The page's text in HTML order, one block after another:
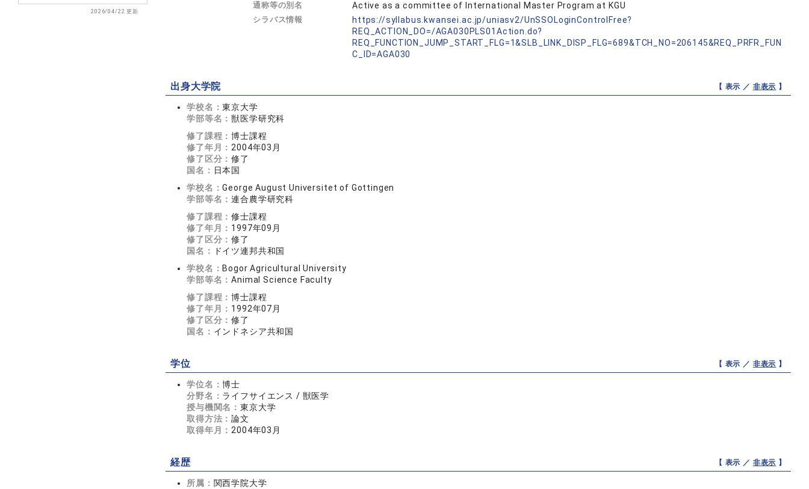
2026/04/22 更新
通称等の別名 Active as a committee of International Master Program at KGU
シラバス情報
https://syllabus.kwansei.ac.jp/uniasv2/UnSSOLoginControlFree?
REQ_ACTION_DO=/AGA030PLS01Action.do?
REQ_FUNCTION_JUMP_START_FLG=1&SLB_LINK_DISP_FLG=689&TCH_NO=206145&REQ_PRFR_FUN
C_ID=AGA030
出身大学院 【 表示 ／ 非表示 】
学校名：東京大学
学部等名：獣医学研究科
修了課程：博士課程
修了年月： 2004年03月
修了区分：修了
国名： 日本国
学校名：George August Universitet of Gottingen
学部等名：連合農学研究科
修了課程：修士課程
修了年月： 1997年09月
修了区分：修了
国名：
ドイツ連邦共和国
学校名： Bogor Agricultural University
学部等名：Animal Science Faculty
修了課程：博士課程
修了年月： 1992年07月
修了区分：修了
国名： インドネシア共和国
学位 【 表示 ／ 非表示 】
学位名：博士
分野名： ライフサイエンス / 獣医学
授与機関名：東京大学
取得方法：論文
取得年月： 2004年03月
経歴 【 表示 ／ 非表示 】
所属： 関西学院大学